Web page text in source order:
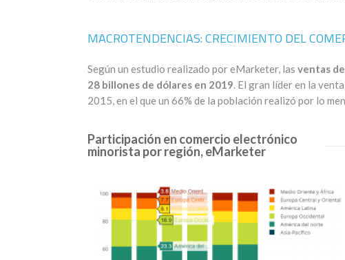
MACROTENDENCIAS: CRECIMIENTO DEL
Según un estudio realizado por eMarketer, las ventas
28 billones de dólares en 2019. El gran líder en la
2015, en el que un 66% de la población realizó por lo
Participación en comercio electrónico
minorista por región, eMarketer